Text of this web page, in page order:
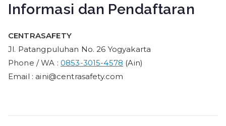
Informasi dan Pendaftaran
CENTRASAFETY
Jl. Patangpuluhan No. 26 Yogyakarta
Phone / WA : 0853-3015-4578 (Ain)
Email : aini@centrasafety.com